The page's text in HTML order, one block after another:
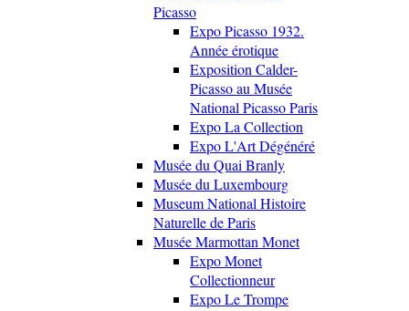
Picasso
Expo Picasso 1932.
Année érotique
Exposition Calder-
Picasso au Musée
National Picasso Paris
Expo La Collection
Expo L'Art Dégénéré
Musée du Quai Branly
Musée du Luxembourg
Museum National Histoire
Naturelle de Paris
Musée Marmottan Monet
Expo Monet
Collectionneur
Expo Le Trompe